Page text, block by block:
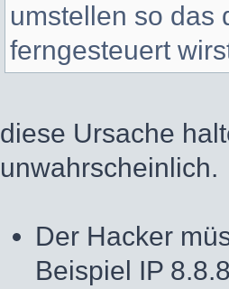
umstellen so das
ferngesteuert
diese Ursache
unwahrscheinlich.
Der Hacker
Beispiel IP